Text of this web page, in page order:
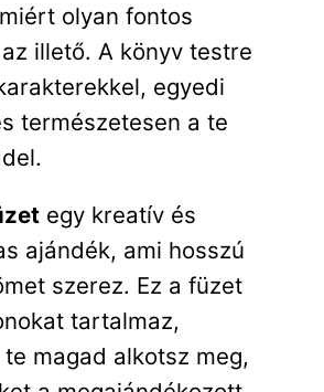
olyan fontos
illető. A könyv testre
egyedi
természetesen a te
egy kreatív és
ajándék, ami hosszú
szerez. Ez a füzet
tartalmaz,
magad alkotsz meg,